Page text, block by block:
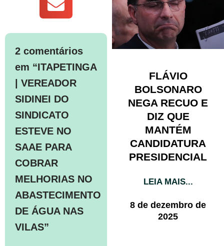
2 comentários
em “ITAPETINGA
| VEREADOR
SIDINEI DO
SINDICATO
ESTEVE NO
SAAE PARA
COBRAR
MELHORIAS NO
ABASTECIMENTO
DE ÁGUA NAS
VILAS”
FLÁVIO
BOLSONARO
NEGA RECUO E
DIZ QUE
MANTÉM
CANDIDATURA
PRESIDENCIAL
LEIA MAIS...
8 de dezembro de
2025